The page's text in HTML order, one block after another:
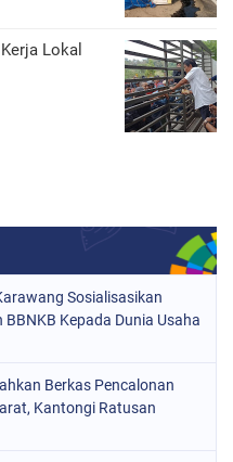
Lokal
Sosialisasikan
BBNKB Kepada Dunia Usaha
Berkas Pencalonan
Kantongi Ratusan